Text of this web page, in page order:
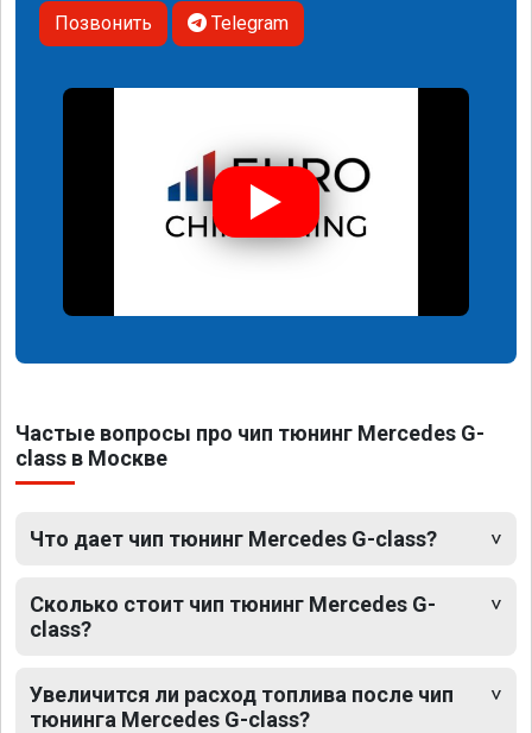
Позвонить Telegram
Частые вопросы про чип тюнинг Mercedes G-
class в Москве
Что дает чип тюнинг Mercedes G-class?
Сколько стоит чип тюнинг Mercedes G-
class?
Увеличится ли расход топлива после чип
тюнинга Mercedes G-class?